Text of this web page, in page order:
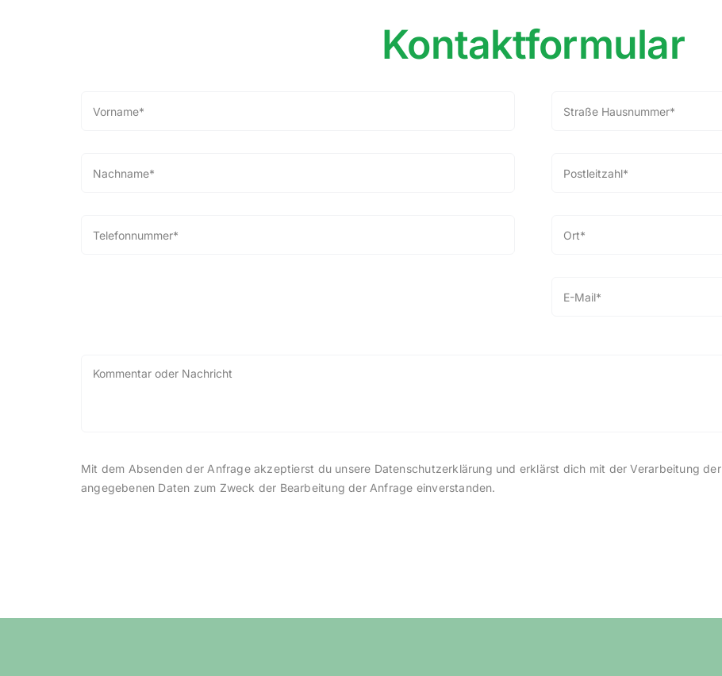
Kontaktformular
Mit dem Absenden der Anfrage akzeptierst du unsere Datenschutzerklärung und erklärst dich mit der Verarbeitung der
angegebenen Daten zum Zweck der Bearbeitung der Anfrage einverstanden.